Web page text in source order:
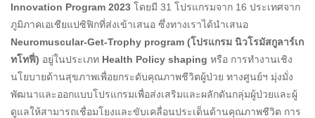
Innovation Program 2023 โดยมี 31 โปรแกรมจาก 16 ประเทศจาก
ภูมิภาคเอเชียแปซิฟิกที่ส่งเข้าเสนอ ซึ่งทางเราได้นำเสนอ
Neuromuscular-Get-Trophy program (โปรแกรม นิวโรมัสกูลาร์เก
ทโทฟี่) อยู่ในประเภท Health Policy shaping หรือ การทำงานเชิง
นโยบายด้านสุขภาพเพื่อยกระดับคุณภาพชีวิตผู้ป่วย ทางศูนย์ฯ มุ่งมั่ง
พัฒนาและออกแบบโปรแกรมเพื่อส่งเสริมและผลักดันกลุ่มผู้ป่วยและผู้
ดูแลให้สามารถเชื่อมโยงและขับเคลื่อนประเด็นด้านคุณภาพชีวิต การ